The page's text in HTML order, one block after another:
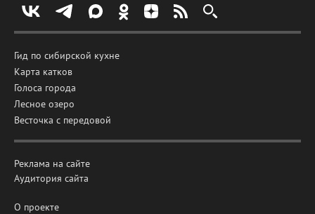
Гид по сибирской кухне
Карта катков
Голоса города
Лесное озеро
Весточка с передовой
Реклама на сайте
Аудитория сайта
О проекте